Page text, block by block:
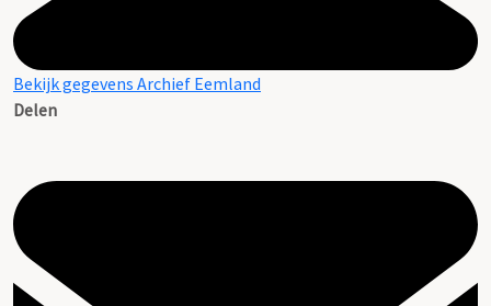
Bekijk gegevens Archief Eemland
Delen